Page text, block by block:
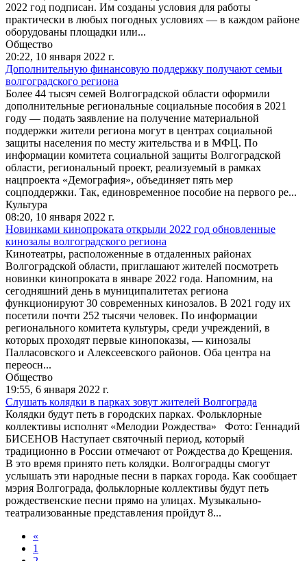
2022 год подписан. Им созданы условия для работы
практически в любых погодных условиях — в каждом районе
оборудованы площадки или...
Общество
20:22, 10 января 2022 г.
Дополнительную финансовую поддержку получают семьи
волгоградского региона
Более 44 тысяч семей Волгоградской области оформили
дополнительные региональные социальные пособия в 2021
году — подать заявление на получение материальной
поддержки жители региона могут в центрах социальной
защиты населения по месту жительства и в МФЦ. По
информации комитета социальной защиты Волгоградской
области, региональный проект, реализуемый в рамках
нацпроекта «Демография», объединяет пять мер
соцподдержки. Так, единовременное пособие на первого ре...
Культура
08:20, 10 января 2022 г.
Новинками кинопроката открыли 2022 год обновленные
кинозалы волгоградского региона
Кинотеатры, расположенные в отдаленных районах
Волгоградской области, приглашают жителей посмотреть
новинки кинопроката в январе 2022 года. Напомним, на
сегодняшний день в муниципалитетах региона
функционируют 30 современных кинозалов. В 2021 году их
посетили почти 252 тысячи человек. По информации
регионального комитета культуры, среди учреждений, в
которых проходят первые кинопоказы, — кинозалы
Палласовского и Алексеевского районов. Оба центра на
переосн...
Общество
19:55, 6 января 2022 г.
Слушать колядки в парках зовут жителей Волгограда
Колядки будут петь в городских парках. Фольклорные
коллективы исполнят «Мелодии Рождества» Фото: Геннадий
БИСЕНОВ Наступает святочный период, который
традиционно в России отмечают от Рождества до Крещения.
В это время принято петь колядки. Волгоградцы смогут
услышать эти народные песни в парках города. Как сообщает
мэрия Волгограда, фольклорные коллективы будут петь
рождественские песни прямо на улицах. Музыкально-
театрализованные представления пройдут 8...
«
1